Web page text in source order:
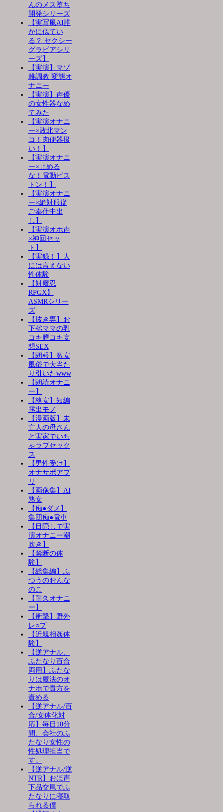
んのメス堕ち
開発シリーズ
【実写風AI誰
かに似てい
る？ セクシー
グラビアシリ
ーズ】
【実演】マゾ
雌調教 変態オ
ナニー
【実演】声優
の女性器なめ
てみた
【実演オナニ
ー×敗北マン
コ！肉便器扱
い！】
【実演オナニ
ー×止める
な！電動ピス
トン！】
【実演オナニ
ー×絶対服従
ご奉仕中出
し】
【実演オホ声
×神回セッ
ト】
【実録！】人
には言えない
性体験
【対魔忍
RPGX】
ASMRシリー
ズ
【抜き専】お
下劣ママの乳
コキ膣コキ妄
想SEX
【朗報】激安
風俗で大当た
り引いたwww
【朗読オナニ
ー】
【格安】短編
露出モノ
【漫画版】未
亡人の母さん
と実家でいち
ゃラブセック
ス
【男性受け】
オナサポアプ
リ
【画像集】AI
熟女
【痴●ダメ】
集団痴●電車
【目隠しで実
演オナニー潮
吹き】
【禁断の体
験】
【総集編】ふ
つうのおんな
のこ
【耐久オナニ
ー】
【衝撃】野外
レ○プ
【近親相姦体
験】
【逆アナル、
ふたなり百合
両用】ふたな
りは魔法のオ
ナホで貴方を
責める
【逆アナル/百
合/女体化対
応】毎日10分
間、会社のふ
たなり女性の
性処理担当で
す。
【逆アナル/逆
NTR】おほ声
下品交尾でふ
たなりに寝取
られる僕